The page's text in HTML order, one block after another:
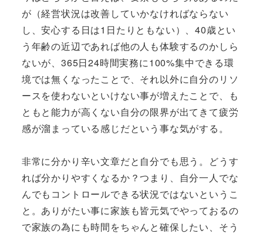
が（経営状況は改善していかなければならない
し、安心する日は1日たりともない）、40歳とい
う年齢の近辺であれば他の人も体験するのかしら
ないが、365日24時間実務に100%集中できる環
境では無くなったことで、それ以外に自分のリソ
ースを使わないといけない事が増えたことで、も
ともと能力が高くない自分の限界が出てきて疲労
感が溜まっている感じだという事な気がする。
非常に分かり辛い文章だと自分でも思う。どうす
れば分かりやすくなるか？つまり、自分一人でな
んでもコントロールできる状況ではないというこ
と。ありがたい事に家族も皆元気でやっておるの
で家族の為にも時間をちゃんと確保したい、そう